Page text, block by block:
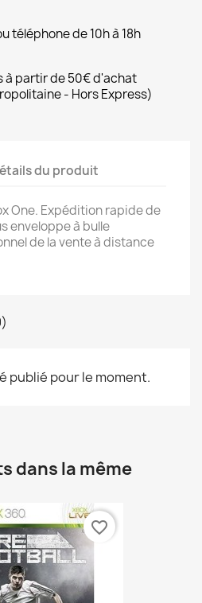
téléphone de 10h à 18h
à partir de 50€ d'achat
- Hors Express)
du produit
One. Expédition rapide de
enveloppe à bulle
de la vente à distance
publié pour le moment.
dans la même
favorite_border